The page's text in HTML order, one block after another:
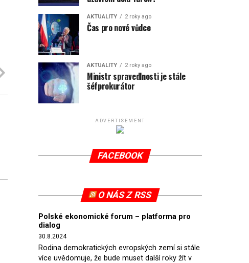
AKTUALITY 2 roky ago
Čas pro nové vůdce
AKTUALITY 2 roky ago
Ministr spravedlnosti je stále
šéfprokurátor
ADVERTISEMENT
FACEBOOK
O NÁS Z RSS
Polské ekonomické forum – platforma pro
dialog
30.8.2024
Rodina demokratických evropských zemí si stále
více uvědomuje, že bude muset další roky žít v